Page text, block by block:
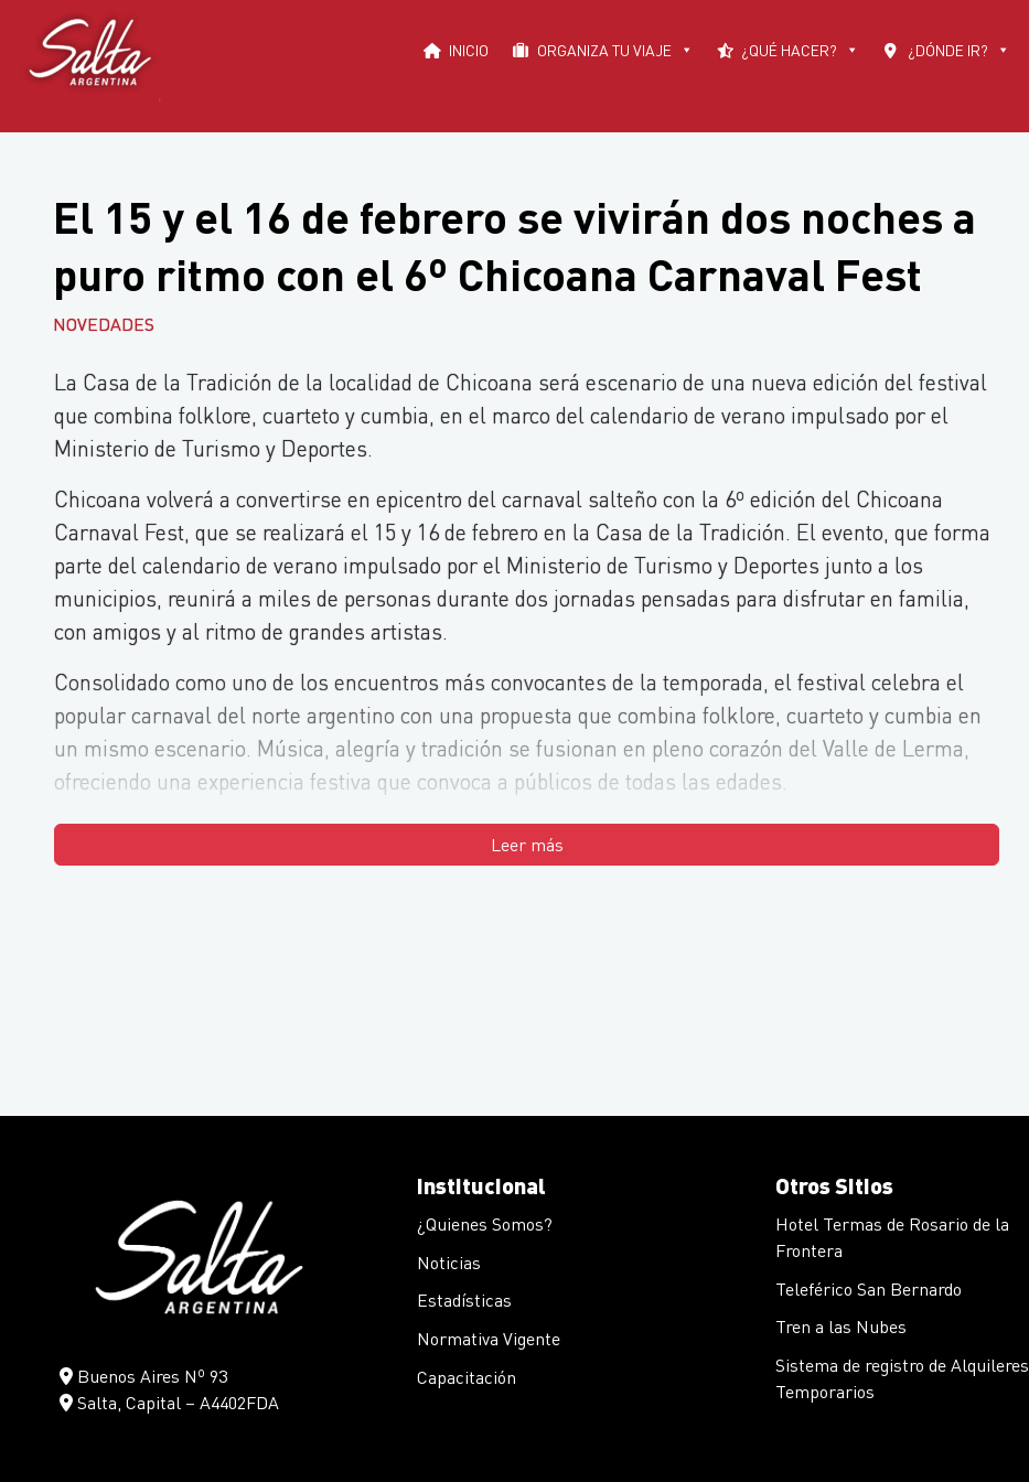
contenido
INICIO ORGANIZA TU VIAJE ¿QUÉ HACER? ¿DÓNDE IR?
El 15 y el 16 de febrero se vivirán dos noches a
puro ritmo con el 6º Chicoana Carnaval Fest
NOVEDADES
La Casa de la Tradición de la localidad de Chicoana será escenario de una nueva edición del festival
que combina folklore, cuarteto y cumbia, en el marco del calendario de verano impulsado por el
Ministerio de Turismo y Deportes.
Chicoana volverá a convertirse en epicentro del carnaval salteño con la 6º edición del Chicoana
Carnaval Fest, que se realizará el 15 y 16 de febrero en la Casa de la Tradición. El evento, que forma
parte del calendario de verano impulsado por el Ministerio de Turismo y Deportes junto a los
municipios, reunirá a miles de personas durante dos jornadas pensadas para disfrutar en familia,
con amigos y al ritmo de grandes artistas.
Consolidado como uno de los encuentros más convocantes de la temporada, el festival celebra el
popular carnaval del norte argentino con una propuesta que combina folklore, cuarteto y cumbia en
un mismo escenario. Música, alegría y tradición se fusionan en pleno corazón del Valle de Lerma,
ofreciendo una experiencia festiva que convoca a públicos de todas las edades.
Leer más
Buenos Aires Nº 93
Salta, Capital – A4402FDA
Institucional
¿Quienes Somos?
Noticias
Estadísticas
Normativa Vigente
Capacitación
Otros Sitios
Hotel Termas de Rosario de la
Frontera
Teleférico San Bernardo
Tren a las Nubes
Sistema de registro de Alquileres
Temporarios